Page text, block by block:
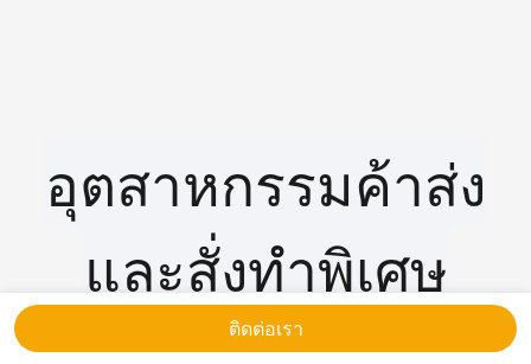
อุตสาหกรรมค้าส่ง
และสั่งทำพิเศษ
ติดต่อเรา